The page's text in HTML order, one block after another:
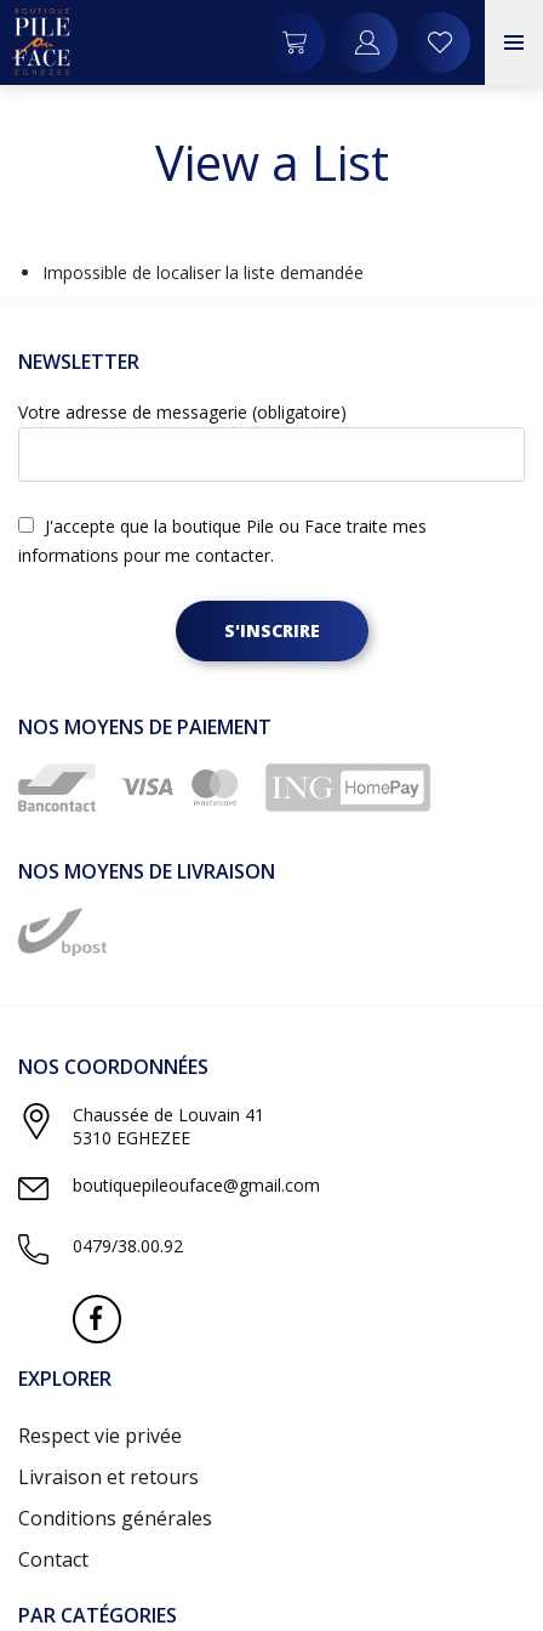
View a List
Impossible de localiser la liste demandée
NEWSLETTER
Votre adresse de messagerie (obligatoire)
J'accepte que la boutique Pile ou Face traite mes
informations pour me contacter.
S'INSCRIRE
NOS MOYENS DE PAIEMENT
NOS MOYENS DE LIVRAISON
NOS COORDONNÉES
Chaussée de Louvain 41
5310 EGHEZEE
boutiquepileouface@gmail.com
0479/38.00.92
EXPLORER
Respect vie privée
Livraison et retours
Conditions générales
Contact
PAR CATÉGORIES